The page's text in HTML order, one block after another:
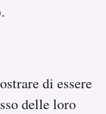
di essere
delle loro